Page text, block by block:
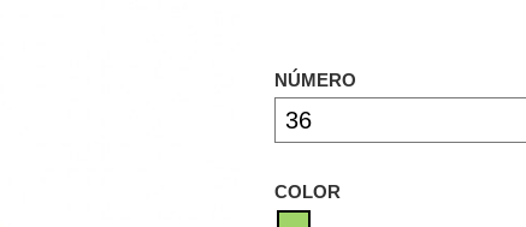
NÚMERO
COLOR